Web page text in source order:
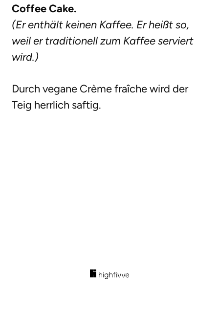
Coffee Cake.
(Er enthält keinen Kaffee. Er heißt so,
weil er traditionell zum Kaffee serviert
wird.)
Durch vegane Crème fraîche wird der
Teig herrlich saftig.